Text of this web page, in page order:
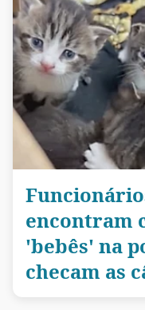
encontram
'bebês' na
checam as